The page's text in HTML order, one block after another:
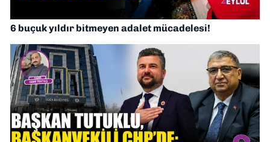
6 buçuk yıldır bitmeyen adalet mücadelesi!